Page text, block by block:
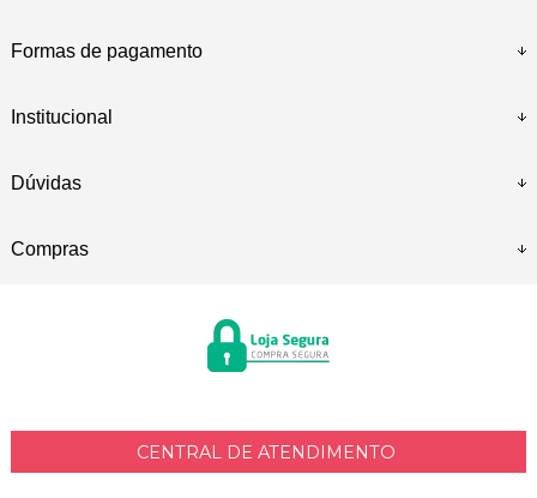
Formas de pagamento
Institucional
Dúvidas
Compras
CENTRAL DE ATENDIMENTO